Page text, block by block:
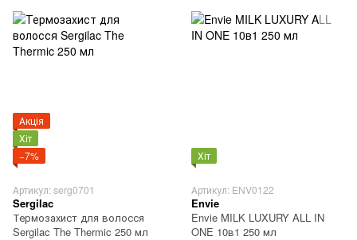
Акція
Хіт
−7%
Артикул: serg0701
Sergilac
Термозахист для волосся
Sergilac The Thermic 250 мл
Хіт
Артикул: ENV0122
Envie
Envie MILK LUXURY ALL IN
ONE 10в1 250 мл